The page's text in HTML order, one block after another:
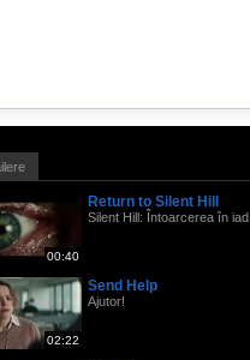
00:40
Return to Silent Hill
Silent Hill: Întoarcerea în iad
02:22
Send Help
Ajutor!